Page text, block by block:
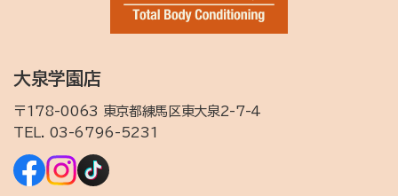
大泉学園店
〒178-0063 東京都練馬区東大泉2-7-4
TEL. 03-6796-5231